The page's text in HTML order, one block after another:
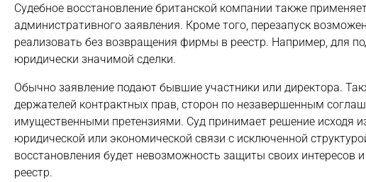
Судебное восстановление британской компании также
административного заявления. Кроме того, перезапуск
реализовать без возвращения фирмы в реестр. Например, для
юридически значимой сделки.
Обычно заявление подают бывшие участники или директора.
держателей контрактных прав, сторон по незавершенным
имущественными претензиями. Суд принимает решение исходя
юридической или экономической связи с исключенной
восстановления будет невозможность защиты своих интересов
реестр.